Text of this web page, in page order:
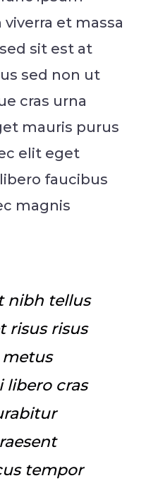
et massa
sit est at
sed non ut
cras urna
mauris purus
elit eget
faucibus
magnis
nibh tellus
risus risus
libero cras
tempor